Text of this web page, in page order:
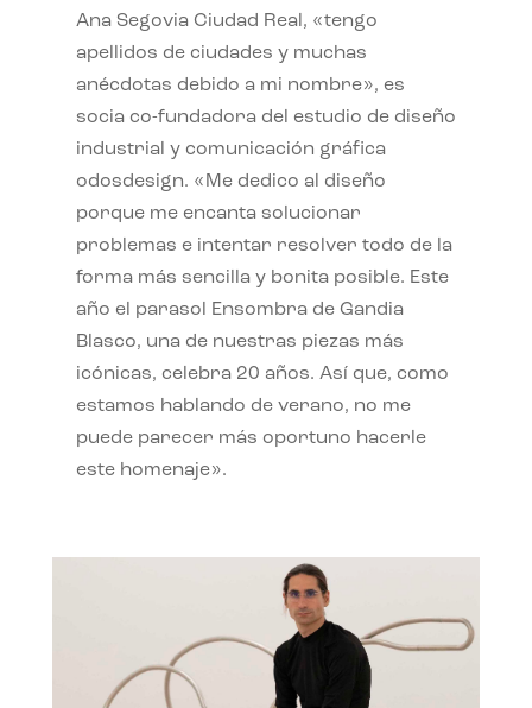
Ana Segovia Ciudad Real, «tengo
apellidos de ciudades y muchas
anécdotas debido a mi nombre», es
socia co-fundadora del estudio de diseño
industrial y comunicación gráfica
odosdesign. «Me dedico al diseño
porque me encanta solucionar
problemas e intentar resolver todo de la
forma más sencilla y bonita posible. Este
año el parasol Ensombra de Gandia
Blasco, una de nuestras piezas más
icónicas, celebra 20 años. Así que, como
estamos hablando de verano, no me
puede parecer más oportuno hacerle
este homenaje».